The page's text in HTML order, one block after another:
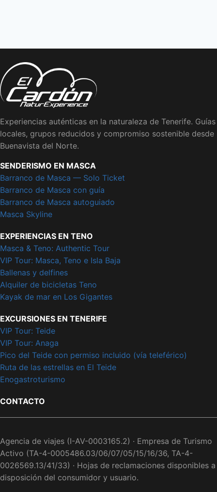
Experiencias auténticas en la naturaleza de Tenerife. Guías
locales, grupos reducidos y compromiso sostenible desde
Buenavista del Norte.
SENDERISMO EN MASCA
Barranco de Masca — Solo Ticket
Barranco de Masca con guía
Barranco de Masca autoguiado
Masca Skyline
EXPERIENCIAS EN TENO
Masca & Teno: Authentic Tour
VIP Tour: Masca, Teno e Isla Baja
Ballenas y delfines
Alquiler de bicicletas Teno
Kayak de mar en Los Gigantes
EXCURSIONES EN TENERIFE
VIP Tour: Teide
VIP Tour: Anaga
Pico del Teide con permiso incluido (vía teleférico)
Ruta de las estrellas en El Teide
Enogastroturismo
CONTACTO
Agencia de viajes (I-AV-0003165.2) · Empresa de Turismo
Activo (TA-4-0005486.03/06/07/05/15/16/36, TA-4-
0026569.13/41/33) · Hojas de reclamaciones disponibles a
disposición del consumidor y usuario.